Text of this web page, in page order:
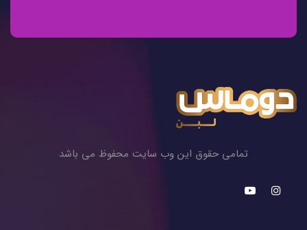
تمامی حقوق این وب سایت محفوظ می باشد